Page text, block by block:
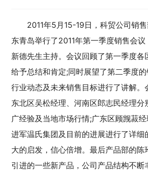
2011年5月15-19日，科贸公司销售
东青岛举行了2011年第一季度销售会
新德先生主持。会议回顾了第一季度各
给予总结和肯定;同时展望了第二季度
行业动态及未来销售目标进行了讲解。
东北区吴松经理、河南区郎志民经理分
广经验及当地市场行情;广东区顾觊菽
进军温氏集团及目前的进展进行了详细
大的启发，信心倍增。最后产品部的陈
引进的一些新产品，公司产品结构不断